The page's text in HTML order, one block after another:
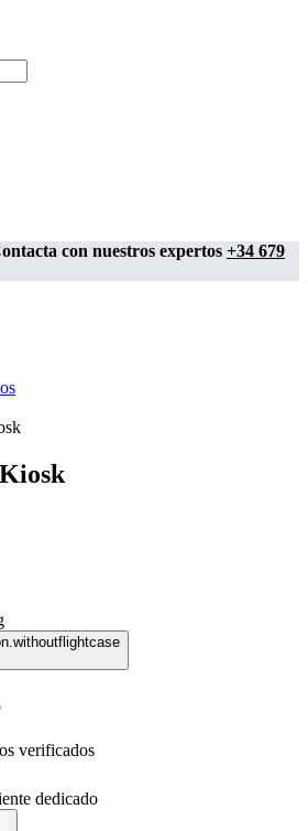
con nuestros expertos +34 679
verificados
dedicado